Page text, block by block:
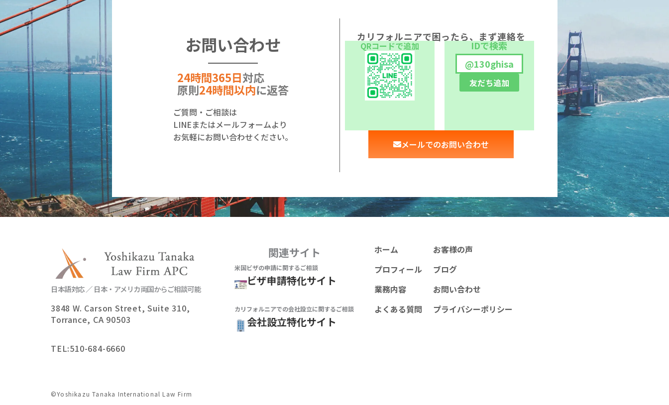
お問い合わせ
24時間365日対応
原則24時間以内に返答
ご質問・ご相談は
LINEまたはメールフォームより
お気軽にお問い合わせください。
カリフォルニアで困ったら、まず連絡を
QRコードで追加
IDで検索
@130ghisa
友だち追加
メールでのお問い合わせ
日本語対応 ／ 日本・アメリカ両国からご相談可能
3848 W. Carson Street, Suite 310,
Torrance, CA 90503
TEL:510-684-6660
関連サイト
米国ビザの申請に関するご相談
ビザ申請特化サイト
カリフォルニアでの会社設立に関するご相談
会社設立特化サイト
ホーム
プロフィール
業務内容
よくある質問
お客様の声
ブログ
お問い合わせ
プライバシーポリシー
©Yoshikazu Tanaka International Law Firm